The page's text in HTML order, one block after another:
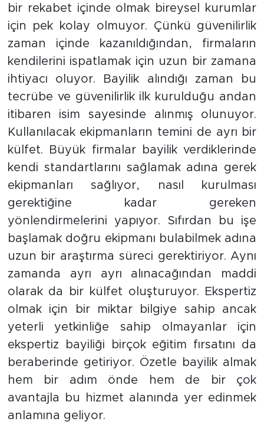
bir rekabet içinde olmak bireysel kurumlar
için pek kolay olmuyor. Çünkü güvenilirlik
zaman içinde kazanıldığından, firmaların
kendilerini ispatlamak için uzun bir zamana
ihtiyacı oluyor. Bayilik alındığı zaman bu
tecrübe ve güvenilirlik ilk kurulduğu andan
itibaren isim sayesinde alınmış olunuyor.
Kullanılacak ekipmanların temini de ayrı bir
külfet. Büyük firmalar bayilik verdiklerinde
kendi standartlarını sağlamak adına gerek
ekipmanları sağlıyor, nasıl kurulması
gerektiğine kadar gereken
yönlendirmelerini yapıyor. Sıfırdan bu işe
başlamak doğru ekipmanı bulabilmek adına
uzun bir araştırma süreci gerektiriyor. Aynı
zamanda ayrı ayrı alınacağından maddi
olarak da bir külfet oluşturuyor. Ekspertiz
olmak için bir miktar bilgiye sahip ancak
yeterli yetkinliğe sahip olmayanlar için
ekspertiz bayiliği birçok eğitim fırsatını da
beraberinde getiriyor. Özetle bayilik almak
hem bir adım önde hem de bir çok
avantajla bu hizmet alanında yer edinmek
anlamına geliyor.